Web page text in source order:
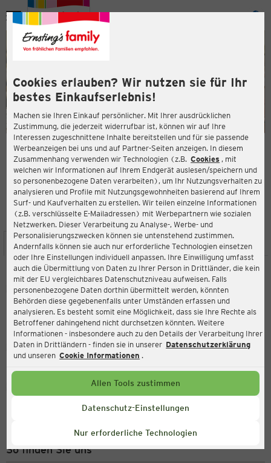
Cookies erlauben? Wir nutzen sie für Ihr
bestes Einkaufserlebnis!
Machen sie Ihren Einkauf persönlicher. Mit Ihrer ausdrücklichen
Zustimmung, die jederzeit widerrufbar ist, können wir auf Ihre
Interessen zugeschnittene Inhalte bereitstellen und für sie passende
Werbeanzeigen bei uns und auf Partner-Seiten anzeigen. In diesem
Zusammenhang verwenden wir Technologien (z.B. Cookies , mit
welchen wir Informationen auf Ihrem Endgerät auslesen/speichern und
so personenbezogene Daten verarbeiten), um Ihr Nutzungsverhalten zu
analysieren und Profile mit Nutzungsgewohnheiten basierend auf Ihrem
Surf- und Kaufverhalten zu erstellen. Wir teilen einzelne Informationen
(z.B. verschlüsselte E-Mailadressen) mit Werbepartnern wie sozialen
Netzwerken. Dieser Verarbeitung zu Analyse-, Werbe- und
Personalisierungszwecken können sie untenstehend zustimmen.
Andernfalls können sie auch nur erforderliche Technologien einsetzen
oder Ihre Einstellungen individuell anpassen. Ihre Einwilligung umfasst
auch die Übermittlung von Daten zu Ihrer Person in Drittländer, die kein
mit der EU vergleichbares Datenschutzniveau aufweisen. Falls
personenbezogene Daten dorthin übermittelt werden, könnten
Behörden diese gegebenenfalls unter Umständen erfassen und
analysieren. Es besteht somit eine Möglichkeit, dass sie Ihre Rechte als
Betroffener dahingehend nicht durchsetzen könnten. Weitere
Informationen - insbesondere auch zu den Details der Verarbeitung Ihrer
Daten in Drittländern - finden sie in unserer Datenschutzerklärung
und unseren Cookie Informationen .
Allen Tools zustimmen
Datenschutz-Einstellungen
Nur erforderliche Technologien
Menü
ERNSTING'S FAMILY FILIALE
Obermarkt 6
04720 Döbeln
4,3
Bewertung:
STANDORT SERVICES SORTIMENT AKTIONEN
Ernsting's family
Obermarkt 6, 04720 Döbeln
Aktuell:
Geschlossen
Service Hotline
+43 (0) 1 2675 502
So finden Sie uns